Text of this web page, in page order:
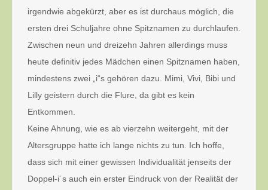
irgendwie abgekürzt, aber es ist durchaus möglich, die
ersten drei Schuljahre ohne Spitznamen zu durchlaufen.
Zwischen neun und dreizehn Jahren allerdings muss
heute definitiv jedes Mädchen einen Spitznamen haben,
mindestens zwei „i“s gehören dazu. Mimi, Vivi, Bibi und
Lilly geistern durch die Flure, da gibt es kein
Entkommen.
Keine Ahnung, wie es ab vierzehn weitergeht, mit der
Altersgruppe hatte ich lange nichts zu tun. Ich hoffe,
dass sich mit einer gewissen Individualität jenseits der
Doppel-i´s auch ein erster Eindruck von der Realität der